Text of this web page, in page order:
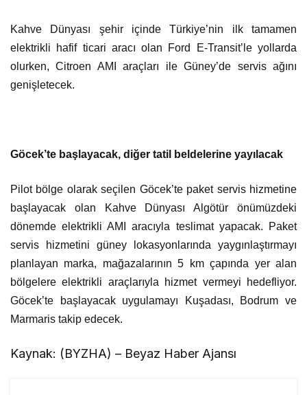
Kahve Dünyası şehir içinde Türkiye’nin ilk tamamen
elektrikli hafif ticari aracı olan Ford E-Transit’le yollarda
olurken, Citroen AMI araçları ile Güney’de servis ağını
genişletecek.
Göcek’te başlayacak, diğer tatil beldelerine yayılacak
Pilot bölge olarak seçilen Göcek’te paket servis hizmetine
başlayacak olan Kahve Dünyası Algötür önümüzdeki
dönemde elektrikli AMI aracıyla teslimat yapacak. Paket
servis hizmetini güney lokasyonlarında yaygınlaştırmayı
planlayan marka, mağazalarının 5 km çapında yer alan
bölgelere elektrikli araçlarıyla hizmet vermeyi hedefliyor.
Göcek’te başlayacak uygulamayı Kuşadası, Bodrum ve
Marmaris takip edecek.
Kaynak: (BYZHA) – Beyaz Haber Ajansı